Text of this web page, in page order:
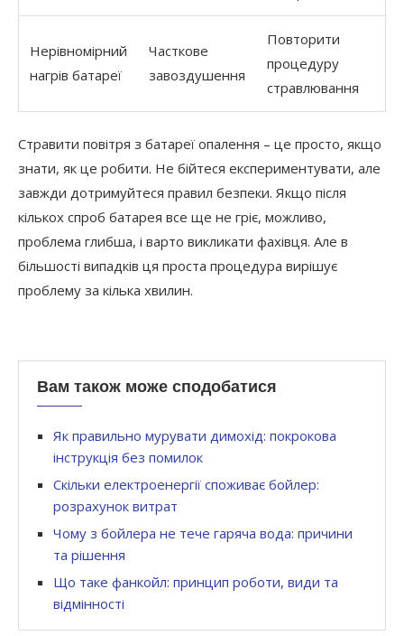
Нерівномірний
нагрів батареї
Часткове
завоздушення
Повторити
процедуру
стравлювання
Стравити повітря з батареї опалення – це просто, якщо
знати, як це робити. Не бійтеся експериментувати, але
завжди дотримуйтеся правил безпеки. Якщо після
кількох спроб батарея все ще не гріє, можливо,
проблема глибша, і варто викликати фахівця. Але в
більшості випадків ця проста процедура вирішує
проблему за кілька хвилин.
Вам також може сподобатися
Як правильно мурувати димохід: покрокова
інструкція без помилок
Скільки електроенергії споживає бойлер:
розрахунок витрат
Чому з бойлера не тече гаряча вода: причини
та рішення
Що таке фанкойл: принцип роботи, види та
відмінності